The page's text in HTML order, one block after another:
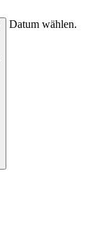
Datum wählen.